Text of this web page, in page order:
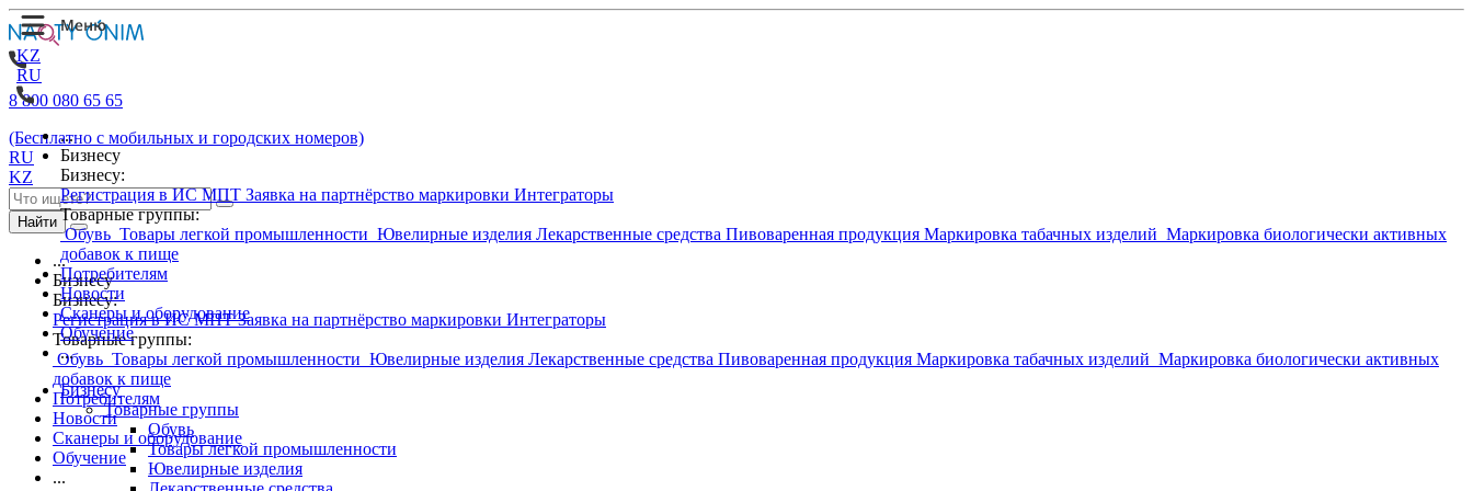
KZ
RU
...
Бизнесу
Бизнесу:
Регистрация в ИС МПТ Заявка на партнёрство маркировки Интеграторы
Товарные группы:
Обувь Товары легкой промышленности Ювелирные изделия Лекарственные средства Пивоваренная продукция Маркировка табачных изделий Маркировка биологически активных
добавок к пище
Потребителям
Новости
Сканеры и оборудование
Обучение
...
Бизнесу
Товарные группы
Обувь
Товары легкой промышленности
Ювелирные изделия
8 800 080 65 65
(Бесплатно с мобильных и городских номеров)
RU
KZ
Найти
...
Бизнесу
Бизнесу:
Регистрация в ИС МПТЗаявка на партнёрство маркировки Интеграторы
Товарные группы:
Обувь Товары легкой промышленности Ювелирные изделия Лекарственные средства Пивоваренная продукция Маркировка табачных изделий Маркировка биологически активных
добавок к пище
Потребителям
Новости
Сканеры и оборудование
Обучение
...